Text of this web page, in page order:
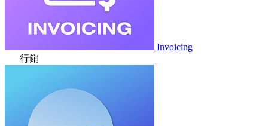
Invoicing
行銷